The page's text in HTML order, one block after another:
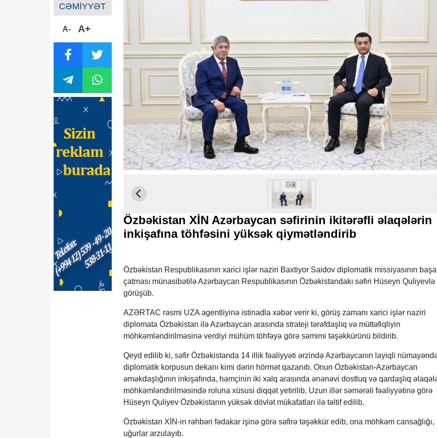
CƏMİYYƏT
A- A+
Özbəkistan XİN Azərbaycan səfirinin ikitərəfli əlaqələrin
inkişafına töhfəsini yüksək qiymətləndirib
Özbəkistan Respublikasının xarici işlər naziri Baxtiyor Saidov diplomatik missiyasının başa
çatması münasibətilə Azərbaycan Respublikasının Özbəkistandakı səfiri Hüseyn Quliyevlə
görüşüb.
AZƏRTAC rəsmi UZA agentliyinə istinadla xəbər verir ki, görüş zamanı xarici işlər naziri
diplomata Özbəkistan ilə Azərbaycan arasında strateji tərəfdaşlıq və müttəfiqliyin
möhkəmləndirilməsinə verdiyi mühüm töhfəyə görə səmimi təşəkkürünü bildirib.
Qeyd edilib ki, səfir Özbəkistanda 14 illik fəaliyyəti ərzində Azərbaycanın layiqli
diplomatik korpusun dekanı kimi dərin hörmət qazanıb. Onun Özbəkistan-Azərbaycan
əməkdaşlığının inkişafında, həmçinin iki xalq arasında ənənəvi dostluq və qardaşlıq
möhkəmləndirilməsində roluna xüsusi diqqət yetirilib. Uzun illər səmərəli fəaliyyətinə görə
Hüseyn Quliyev Özbəkistanın yüksək dövlət mükafatları ilə təltif edilib.
Özbəkistan XİN-in rəhbəri fədakar işinə görə səfirə təşəkkür edib, ona möhkəm cansağlığı,
uğurlar arzulayıb.